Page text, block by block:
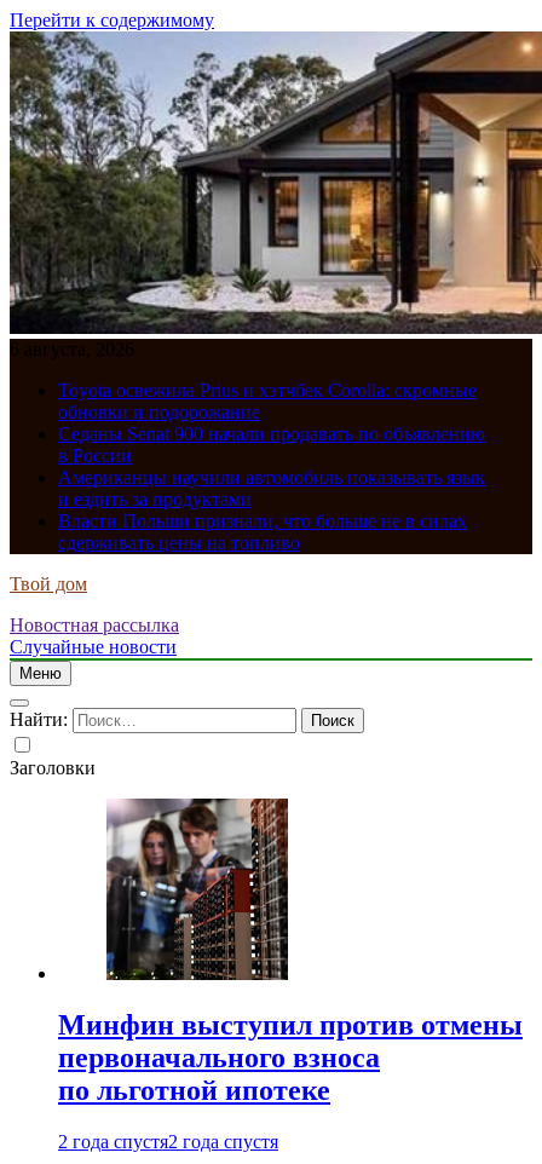
Перейти к содержимому
6 августа, 2026
Toyota освежила Prius и хэтчбек Corolla: скромные
обновки и подорожание
Седаны Senat 900 начали продавать по объявлению
в России
Американцы научили автомобиль показывать язык
и ездить за продуктами
Власти Польши признали, что больше не в силах
сдерживать цены на топливо
Твой дом
Новостная рассылка
Случайные новости
Меню
Найти:
Заголовки
Минфин выступил против отмены
первоначального взноса
по льготной ипотеке
2 года спустя2 года спустя